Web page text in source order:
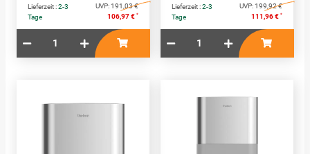
Lieferzeit :2-3
Tage
UVP:191,03 €
106,97 € *
Lieferzeit :2-3
Tage
UVP:199,92 €
111,96 € *